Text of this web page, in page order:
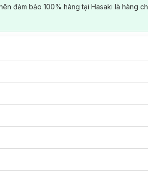
đảm bảo 100% hàng tại Hasaki là hàng